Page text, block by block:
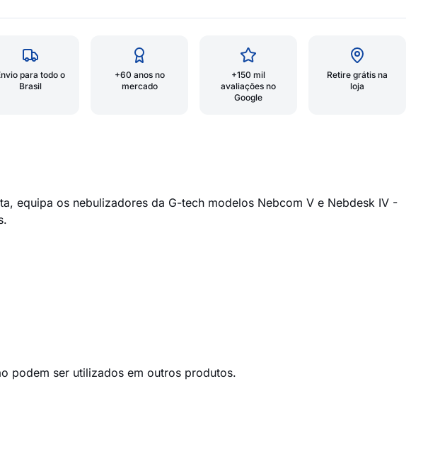
para todo o
Brasil
+60 anos no
mercado
+150 mil
avaliações no
Google
Retire grátis na
loja
equipa os nebulizadores da G-tech modelos Nebcom V e Nebdesk IV -
podem ser utilizados em outros produtos.